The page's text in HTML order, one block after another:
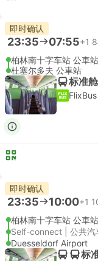
即时确认
23:35 07:55+1
柏林南十字车站 公車站
杜塞尔多夫 公車站
标准
FlixBus
即时确认
23:35 10:00+1
柏林南十字车站 公車站
Self-connect | 公共汽
Duesseldorf Airport
标